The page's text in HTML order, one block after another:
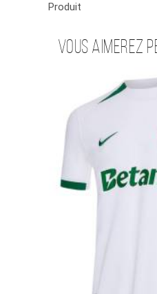
Produit
Vous aimerez